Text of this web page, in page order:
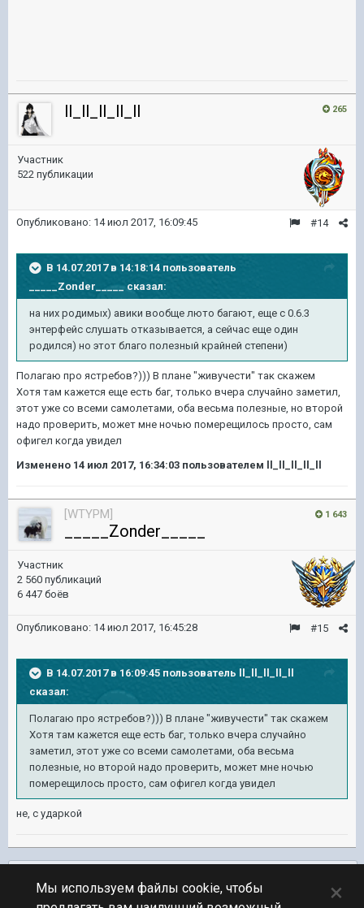
265
ll_ll_ll_ll_ll
Участник
522 публикации
#14
Опубликовано: 14 июл 2017, 16:09:45
В 14.07.2017 в 14:18:14 пользователь
_____Zonder_____ сказал:
на них родимых) авики вообще люто багают, еще с 0.6.3
энтерфейс слушать отказывается, а сейчас еще один
родился) но этот благо полезный крайней степени)
Полагаю про ястребов?))) В плане "живучести" так скажем
Хотя там кажется еще есть баг, только вчера случайно заметил,
этот уже со всеми самолетами, оба весьма полезные, но второй
надо проверить, может мне ночью померещилось просто, сам
офигел когда увидел
Изменено 14 июл 2017, 16:34:03 пользователем ll_ll_ll_ll_ll
1 643
[WTYPM]
_____Zonder_____
Участник
2 560 публикаций
6 447 боёв
#15
Опубликовано: 14 июл 2017, 16:45:28
В 14.07.2017 в 16:09:45 пользователь
сказал:
Полагаю про ястребов?))) В плане "живучести" так скажем
Хотя там кажется еще есть баг, только вчера случайно
заметил, этот уже со всеми самолетами, оба весьма
полезные, но второй надо проверить, может мне ночью
померещилось просто, сам офигел когда увидел
не, с ударкой
Мы используем файлы cookie, чтобы
×